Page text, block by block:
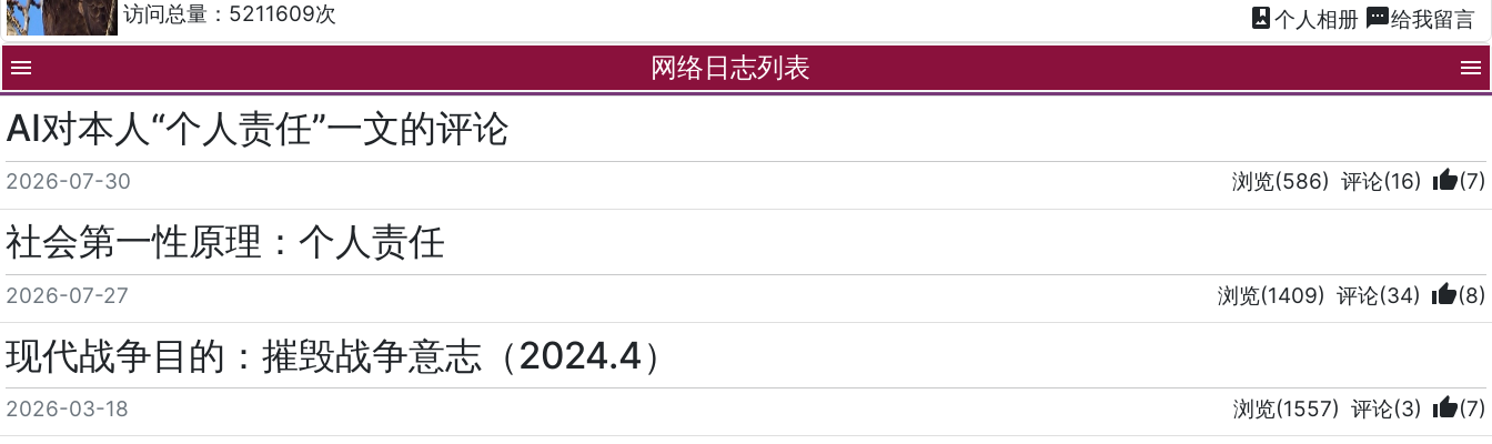
访问总量：5211609次
photo_album 个人相册 textsms给我留言
menu 网络日志列表 menu
AI对本人“个人责任”一文的评论
2026-07-30 浏览(586) 评论(16) thumb_up(7)
社会第一性原理：个人责任
2026-07-27 浏览(1409) 评论(34) thumb_up(8)
现代战争目的：摧毁战争意志（2024.4）
2026-03-18 浏览(1557) 评论(3) thumb_up(7)